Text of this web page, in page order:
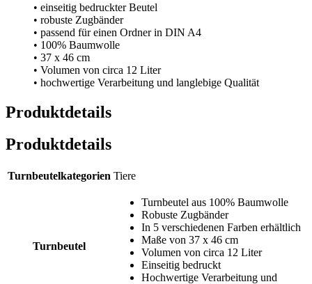
• einseitig bedruckter Beutel
• robuste Zugbänder
• passend für einen Ordner in DIN A4
• 100% Baumwolle
• 37 x 46 cm
• Volumen von circa 12 Liter
• hochwertige Verarbeitung und langlebige Qualität
Produktdetails
Produktdetails
Turnbeutelkategorien Tiere
Turnbeutel
Turnbeutel aus 100% Baumwolle
Robuste Zugbänder
In 5 verschiedenen Farben erhältlich
Maße von 37 x 46 cm
Volumen von circa 12 Liter
Einseitig bedruckt
Hochwertige Verarbeitung und